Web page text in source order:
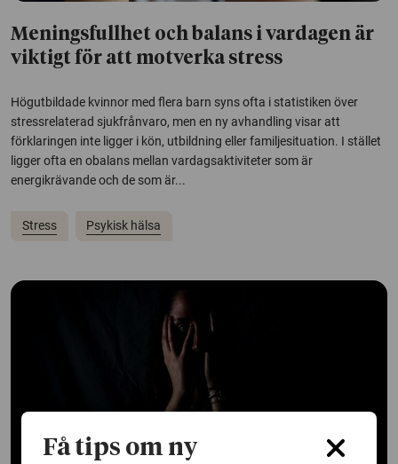
Meningsfullhet och balans i vardagen är
viktigt för att motverka stress
Högutbildade kvinnor med flera barn syns ofta i statistiken över
stressrelaterad sjukfrånvaro, men en ny avhandling visar att
förklaringen inte ligger i kön, utbildning eller familjesituation. I stället
ligger ofta en obalans mellan vardagsaktiviteter som är
energikrävande och de som är...
Stress Psykisk hälsa
Få tips om ny